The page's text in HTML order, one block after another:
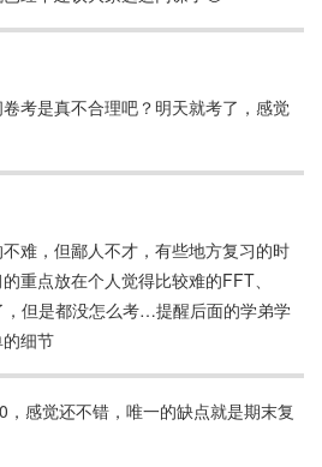
考是真不合理吧？明天就考了，感觉
难，但鄙人不才，有些地方复习的时
重点放在个人觉得比较难的FFT、
但是都没怎么考…提醒后面的学弟学
细节
感觉还不错，唯一的缺点就是期末复